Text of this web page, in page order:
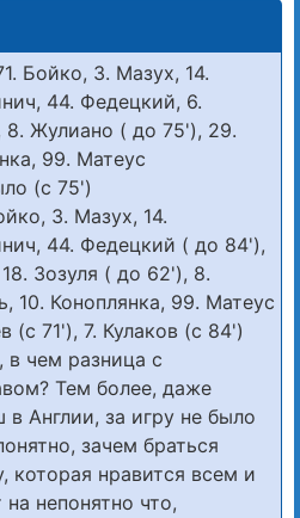
Бойко, 3. Мазух, 14.
44. Федецкий, 6.
8. Жулиано ( до 75'), 29.
99. Матеус
(c 75')
3. Мазух, 14.
44. Федецкий ( до 84'),
Зозуля ( до 62'), 8.
10. Коноплянка, 99. Матеус
(c 71'), 7. Кулаков (c 84')
в чем разница с
Тем более, даже
Англии, за игру не было
зачем браться
которая нравится всем и
на непонятно что,